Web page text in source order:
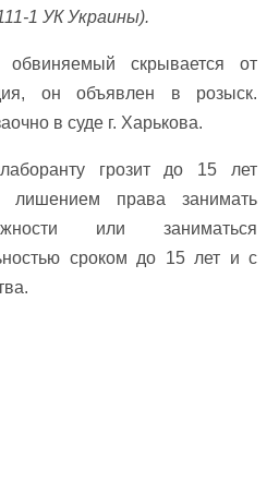
1 УК Украины).
скрывается от
он объявлен в розыск.
в суде г. Харькова.
грозит до 15 лет
права занимать
или заниматься
сроком до 15 лет и с